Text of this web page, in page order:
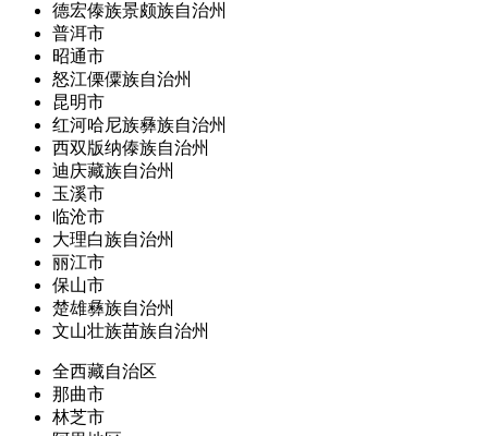
德宏傣族景颇族自治州
普洱市
昭通市
怒江傈僳族自治州
昆明市
红河哈尼族彝族自治州
西双版纳傣族自治州
迪庆藏族自治州
玉溪市
临沧市
大理白族自治州
丽江市
保山市
楚雄彝族自治州
文山壮族苗族自治州
全西藏自治区
那曲市
林芝市